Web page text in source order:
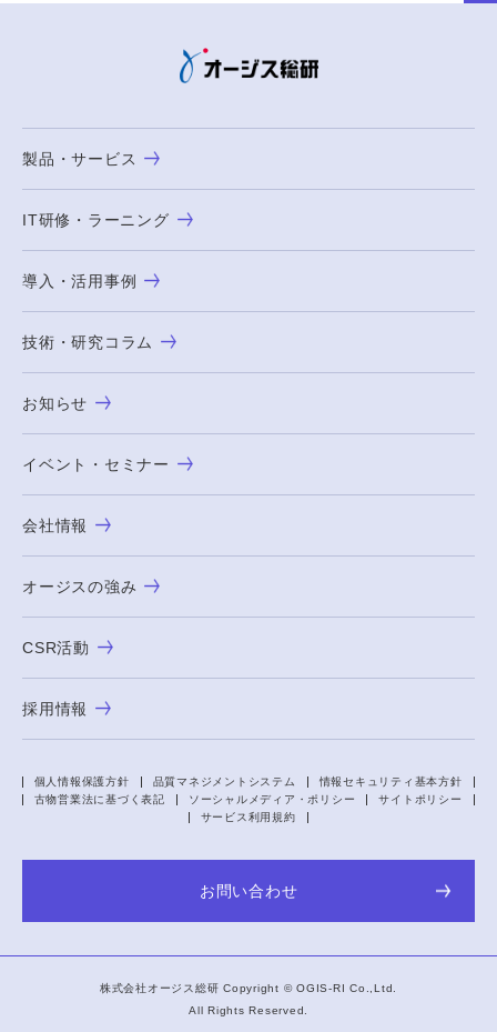
製品・サービス
IT研修・ラーニング
導入・活用事例
技術・研究コラム
お知らせ
イベント・セミナー
会社情報
オージスの強み
CSR活動
採用情報
個人情報保護方針 品質マネジメントシステム
情報セキュリティ基本方針
古物営業法に基づく表記
ソーシャルメディア・ポリシー
サイトポリシー
サービス利用規約
お問い合わせ
株式会社オージス総研 Copyright ©OGIS-RI Co.,Ltd.
All Rights Reserved.